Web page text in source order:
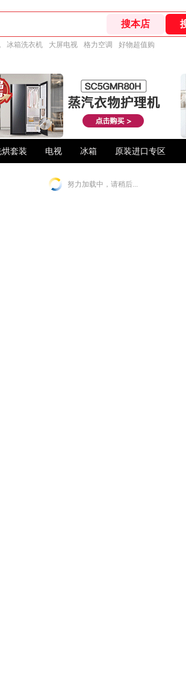
冰箱洗衣机 大屏电视 格力空调 好物超值购
烘套装 电视 冰箱 原装进口专区
努力加载中，请稍后...